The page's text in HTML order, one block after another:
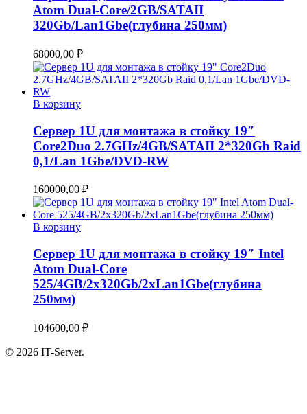
Atom Dual-Core/2GB/SATAII
320Gb/Lan1Gbe(глубина 250мм)
68000,00 ₽
В корзину
Сервер 1U для монтажа в стойку 19″
Core2Duo 2.7GHz/4GB/SATAII 2*320Gb Raid
0,1/Lan 1Gbe/DVD-RW
160000,00 ₽
В корзину
Сервер 1U для монтажа в стойку 19″ Intel
Atom Dual-Core
525/4GB/2x320Gb/2хLan1Gbe(глубина
250мм)
104600,00 ₽
© 2026 IT-Server.